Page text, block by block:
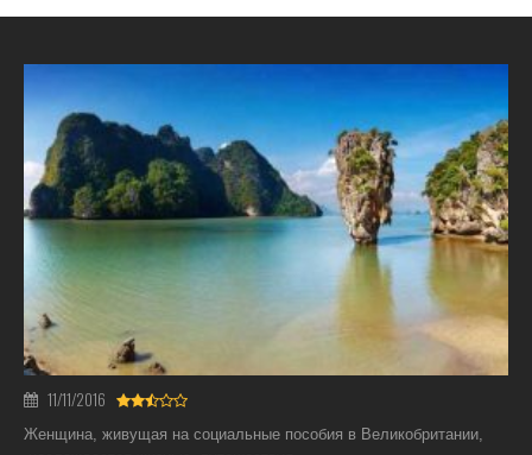
11/11/2016
Женщина, живущая на социальные пособия в Великобритании,